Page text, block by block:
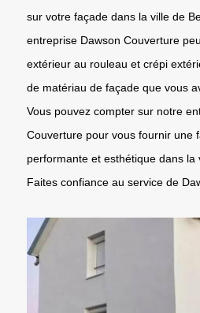
sur votre façade dans la ville de
entreprise Dawson Couverture
extérieur au rouleau et crépi
de matériau de façade que vous
Vous pouvez compter sur notre
Couverture pour vous fournir une
performante et esthétique dans la
Faites confiance au service de